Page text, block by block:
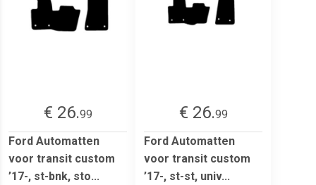
€ 26.99
Ford Automatten
voor transit custom
’17-, st-bnk, sto...
€ 26.99
Ford Automatten
voor transit custom
’17-, st-st, univ...